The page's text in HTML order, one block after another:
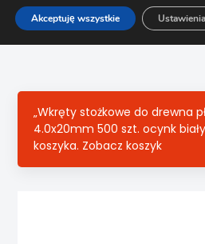
Strona główna
Sklep
Kołki, wkręty montażowe
„Wkręty stożkowe do drewna
4.0x20mm 500 szt. ocynk
koszyka. Zobacz koszyk
Akceptuję wszystkie